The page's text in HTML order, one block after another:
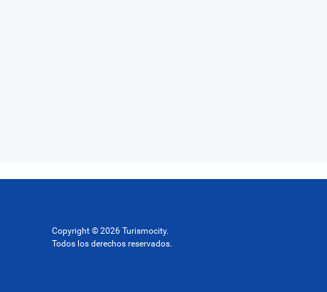
Copyright © 2026 Turismocity.
Todos los derechos reservados.